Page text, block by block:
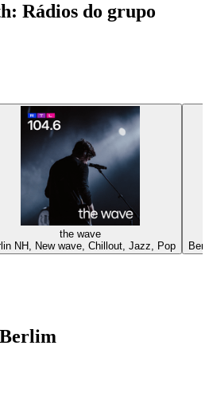
Rádios do grupo
the wave
NH, New wave, Chillout, Jazz, Pop